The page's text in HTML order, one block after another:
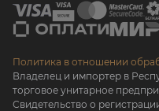
Политика в отношении
Владелец и импортер в
торговое унитарное
Свидетельство о